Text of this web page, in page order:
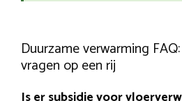
Duurzame verwarming
vragen op een rij